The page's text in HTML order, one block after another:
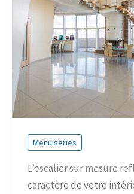
Menuiseries
L’escalier sur mesure
caractère de votre